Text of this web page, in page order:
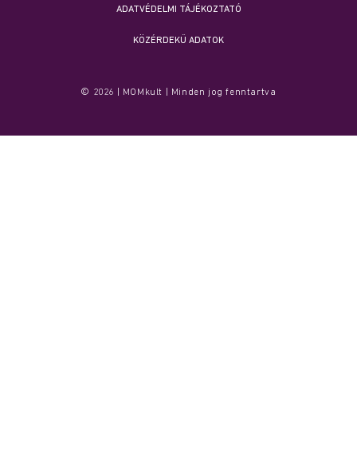
ADATVÉDELMI TÁJÉKOZTATÓ
KÖZÉRDEKŰ ADATOK
© 2026 | MOMkult | Minden jog fenntartva